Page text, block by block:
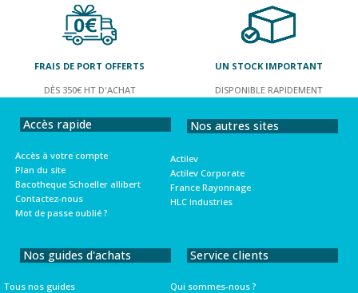
FRAIS DE PORT OFFERTS
DÈS 350€ HT D'ACHAT
UN STOCK IMPORTANT
DISPONIBLE RAPIDEMENT
Accès rapide
Accès à votre compte
Plan du site
Bacotheque Schoeller allibert
Contactez-nous
Mot de passe oublié ?
Nos autres sites
Actilev
Actilev Corporate
France Rayonnage
HLC Industries
Nos guides d'achats
Tous nos guides
Service clients
Qui sommes-nous ?